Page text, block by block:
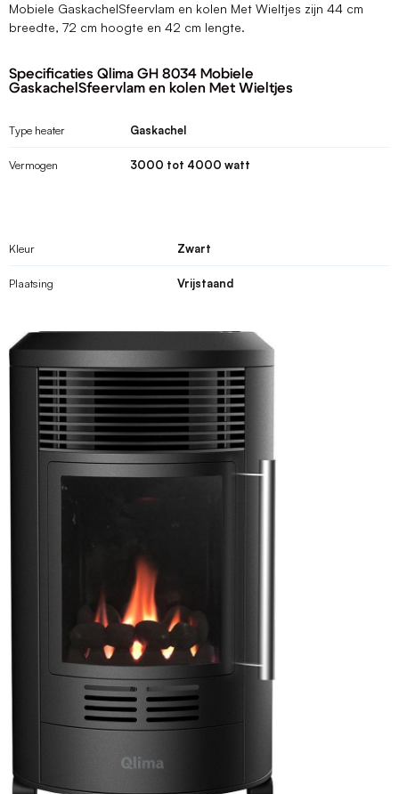
Mobiele GaskachelSfeervlam en kolen Met Wieltjes zijn 44 cm
breedte, 72 cm hoogte en 42 cm lengte.
Specificaties Qlima GH 8034 Mobiele
GaskachelSfeervlam en kolen Met Wieltjes
Type heater Gaskachel
Vermogen 3000 tot 4000 watt
Kleur Zwart
Plaatsing Vrijstaand